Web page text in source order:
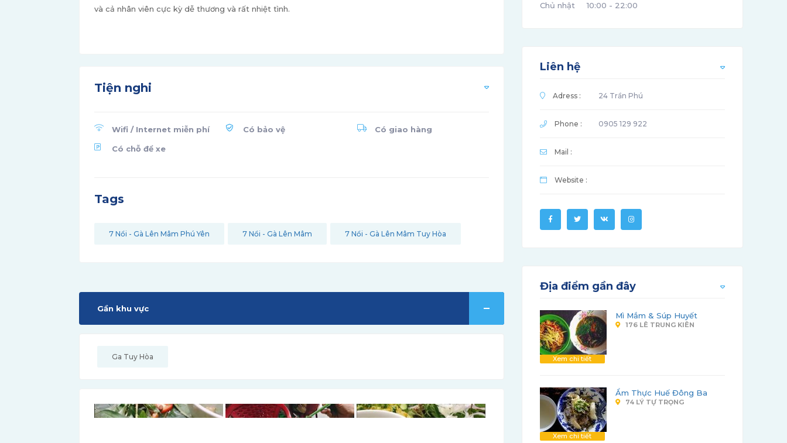
và cả nhân viên cực kỳ dễ thương và rất nhiệt tình.
Tiện nghi
Wifi / Internet miễn phí Có bảo vệ Có giao hàng
Có chỗ để xe
Tags
7 Nổi - Gà Lên Mâm Phú Yên 7 Nổi - Gà Lên Mâm 7 Nổi - Gà Lên Mâm Tuy Hòa
Gần khu vực
Ga Tuy Hòa
Chủ nhật 10:00 - 22:00
Liên hệ
Adress : 24 Trần Phú
Phone : 0905 129 922
Mail :
Website :
Địa điểm gần đây
Xem chi tiết
Mì Mắm & Súp Huyết
176 LÊ TRUNG KIÊN
Xem chi tiết
Ẩm Thực Huế Đông Ba
74 LÝ TỰ TRỌNG